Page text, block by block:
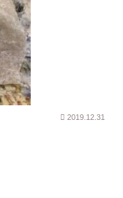
2019.12.31